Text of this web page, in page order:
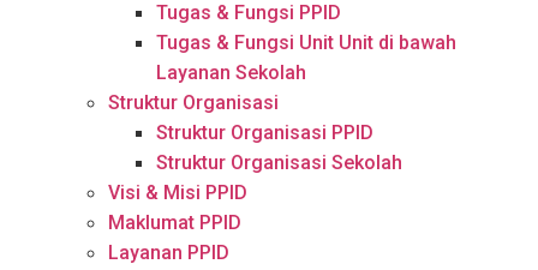
Tugas & Fungsi PPID
Tugas & Fungsi Unit Unit di bawah
Layanan Sekolah
Struktur Organisasi
Struktur Organisasi PPID
Struktur Organisasi Sekolah
Visi & Misi PPID
Maklumat PPID
Layanan PPID